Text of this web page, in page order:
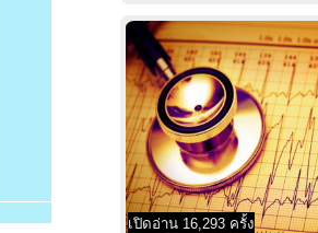
เปิดอ่าน 16,293 ครั้ง